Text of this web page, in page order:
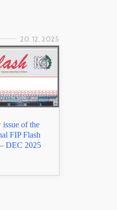
20. 12. 2025
issue of the
FIP Flash
DEC 2025